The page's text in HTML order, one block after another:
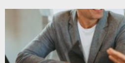
onderbouwen:
tricks